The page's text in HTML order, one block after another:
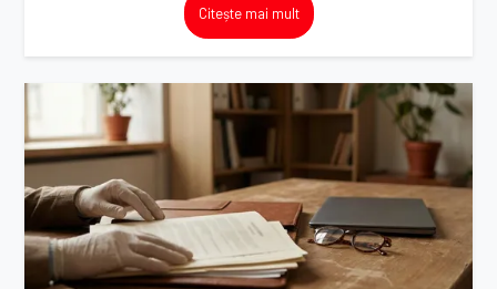
Citește mai mult